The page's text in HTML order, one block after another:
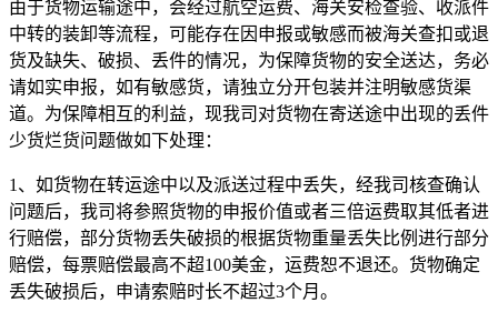
由于货物运输途中，会经过航空运费、海关安检查验、收派件
中转的装卸等流程，可能存在因申报或敏感而被海关查扣或退
货及缺失、破损、丢件的情况，为保障货物的安全送达，务必
请如实申报，如有敏感货，请独立分开包装并注明敏感货渠
道。为保障相互的利益，现我司对货物在寄送途中出现的丢件
少货烂货问题做如下处理：
1、如货物在转运途中以及派送过程中丢失，经我司核查确认
问题后，我司将参照货物的申报价值或者三倍运费取其低者进
行赔偿，部分货物丢失破损的根据货物重量丢失比例进行部分
赔偿，每票赔偿最高不超100美金，运费恕不退还。货物确定
丢失破损后，申请索赔时长不超过3个月。